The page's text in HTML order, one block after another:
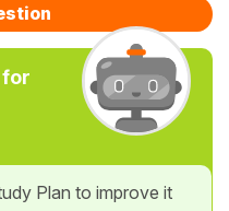
for
Plan to improve it